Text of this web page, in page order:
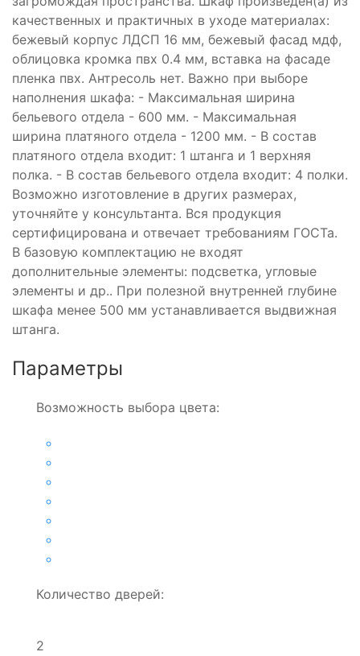
качественных и практичных в уходе материалах:
бежевый корпус ЛДСП 16 мм, бежевый фасад мдф,
облицовка кромка пвх 0.4 мм, вставка на фасаде
пленка пвх. Антресоль нет. Важно при выборе
наполнения шкафа: - Максимальная ширина
бельевого отдела - 600 мм. - Максимальная
ширина платяного отдела - 1200 мм. - В состав
платяного отдела входит: 1 штанга и 1 верхняя
полка. - В состав бельевого отдела входит: 4 полки.
Возможно изготовление в других размерах,
уточняйте у консультанта. Вся продукция
сертифицирована и отвечает требованиям ГОСТа.
В базовую комплектацию не входят
дополнительные элементы: подсветка, угловые
элементы и др.. При полезной внутренней глубине
шкафа менее 500 мм устанавливается выдвижная
штанга.
Параметры
Возможность выбора цвета:
Количество дверей:
2